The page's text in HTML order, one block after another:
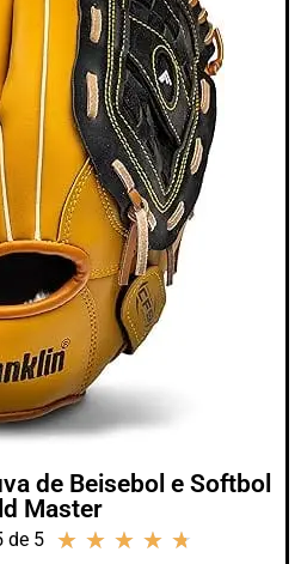
de Beisebol e Softbol
Master
de 5 ★ ★ ★ ★ ★